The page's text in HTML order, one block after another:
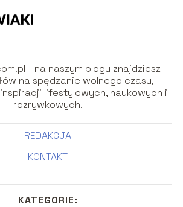
- na naszym blogu znajdziesz
na spędzanie wolnego czasu,
lifestylowych, naukowych i
rozrywkowych.
REDAKCJA
KONTAKT
KATEGORIE: